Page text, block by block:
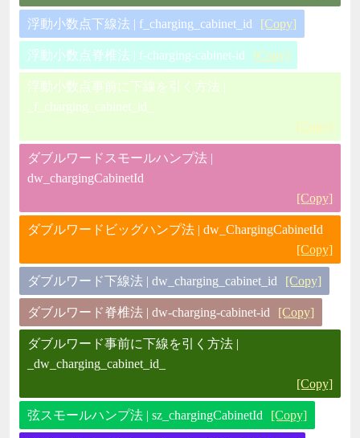
浮動小数点下線法 | f_charging_cabinet_id [Copy]
浮動小数点脊椎法 | f-charging-cabinet-id [Copy]
浮動小数点事前に下線を引く方法 |
_f_charging_cabinet_id_
[Copy]
ダブルワードスモールハンプ法 |
dw_chargingCabinetId
[Copy]
ダブルワードビッグハンプ法 | dw_ChargingCabinetId
[Copy]
ダブルワード下線法 | dw_charging_cabinet_id [Copy]
ダブルワード脊椎法 | dw-charging-cabinet-id [Copy]
ダブルワード事前に下線を引く方法 |
_dw_charging_cabinet_id_
[Copy]
弦スモールハンプ法 | sz_chargingCabinetId [Copy]